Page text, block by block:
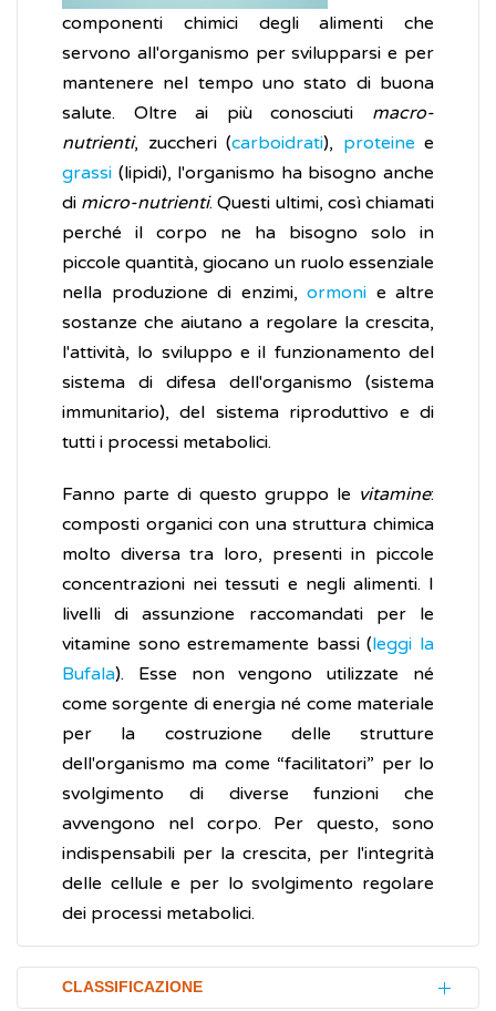
componenti chimici degli alimenti che
servono all'organismo per svilupparsi e per
mantenere nel tempo uno stato di buona
salute. Oltre ai più conosciuti macro-
nutrienti, zuccheri (carboidrati), proteine e
grassi (lipidi), l'organismo ha bisogno anche
di micro-nutrienti. Questi ultimi, così chiamati
perché il corpo ne ha bisogno solo in
piccole quantità, giocano un ruolo essenziale
nella produzione di enzimi, ormoni e altre
sostanze che aiutano a regolare la crescita,
l'attività, lo sviluppo e il funzionamento del
sistema di difesa dell'organismo (sistema
immunitario), del sistema riproduttivo e di
tutti i processi metabolici.
Fanno parte di questo gruppo le vitamine:
composti organici con una struttura chimica
molto diversa tra loro, presenti in piccole
concentrazioni nei tessuti e negli alimenti. I
livelli di assunzione raccomandati per le
vitamine sono estremamente bassi (leggi la
Bufala). Esse non vengono utilizzate né
come sorgente di energia né come materiale
per la costruzione delle strutture
dell'organismo ma come “facilitatori” per lo
svolgimento di diverse funzioni che
avvengono nel corpo. Per questo, sono
indispensabili per la crescita, per l'integrità
delle cellule e per lo svolgimento regolare
dei processi metabolici.
CLASSIFICAZIONE